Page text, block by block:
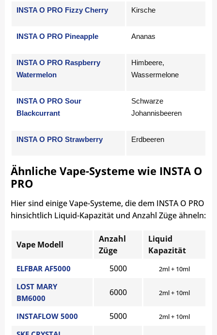
INSTA O PRO Fizzy Cherry Kirsche
INSTA O PRO Pineapple Ananas
INSTA O PRO Raspberry
Watermelon
Himbeere,
Wassermelone
INSTA O PRO Sour
Blackcurrant
Schwarze
Johannisbeeren
INSTA O PRO Strawberry Erdbeeren
Ähnliche Vape-Systeme wie INSTA O
PRO
Hier sind einige Vape-Systeme, die dem INSTA O PRO
hinsichtlich Liquid-Kapazität und Anzahl Züge ähneln:
Vape Modell
Anzahl
Züge
Liquid
Kapazität
ELFBAR AF5000 5000 2ml + 10ml
LOST MARY
BM6000
6000 2ml + 10ml
INSTAFLOW 5000 5000 2ml + 10ml